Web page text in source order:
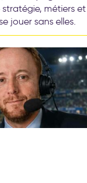
métiers
jouer sans elles.